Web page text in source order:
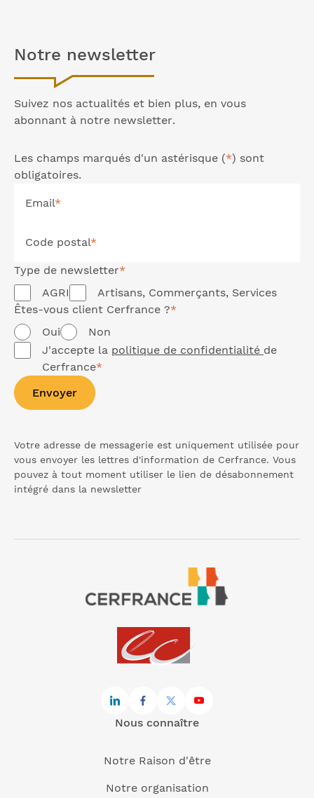
Notre newsletter
Suivez nos actualités et bien plus, en vous
abonnant à notre newsletter.
Les champs marqués d'un astérisque (*) sont
obligatoires.
Email*
Code postal*
Type de newsletter*
AGRI
Artisans, Commerçants, Services
Êtes-vous client Cerfrance ?*
Oui
Non
J'accepte la politique de confidentialité de
Cerfrance*
Envoyer
Votre adresse de messagerie est uniquement utilisée pour
vous envoyer les lettres d'information de Cerfrance. Vous
pouvez à tout moment utiliser le lien de désabonnement
intégré dans la newsletter
Nous connaître
Notre Raison d'être
Notre organisation